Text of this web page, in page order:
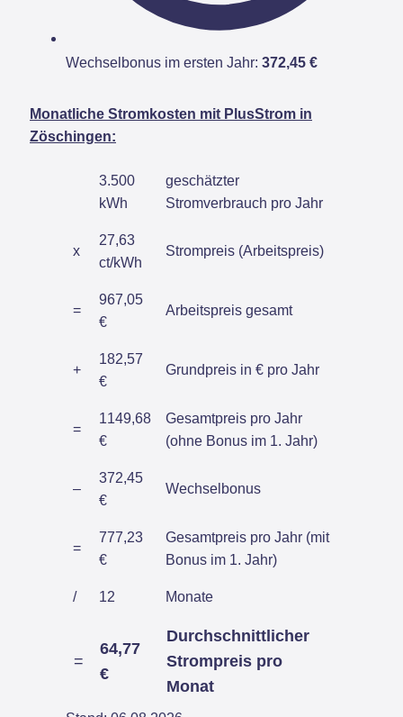
Wechselbonus im ersten Jahr: 372,45 €
Monatliche Stromkosten mit PlusStrom in
Zöschingen:
3.500
kWh
geschätzter
Stromverbrauch pro Jahr
x
27,63
ct/kWh
Strompreis (Arbeitspreis)
=
967,05
€
Arbeitspreis gesamt
+
182,57
€
Grundpreis in € pro Jahr
=
1149,68
€
Gesamtpreis pro Jahr
(ohne Bonus im 1. Jahr)
–
372,45
€
Wechselbonus
=
777,23
€
Gesamtpreis pro Jahr (mit
Bonus im 1. Jahr)
/ 12 Monate
=
64,77
€
Durchschnittlicher
Strompreis pro
Monat